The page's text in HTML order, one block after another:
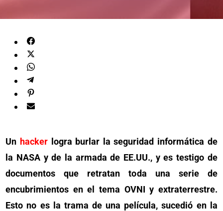
Un hackerlogra burlar la seguridad informática de
la NASA y de la armada de EE.UU., y es testigo de
documentos que retratan toda una serie de
encubrimientos en el tema OVNI y extraterrestre.
Esto no es la trama de una película, sucedió en la